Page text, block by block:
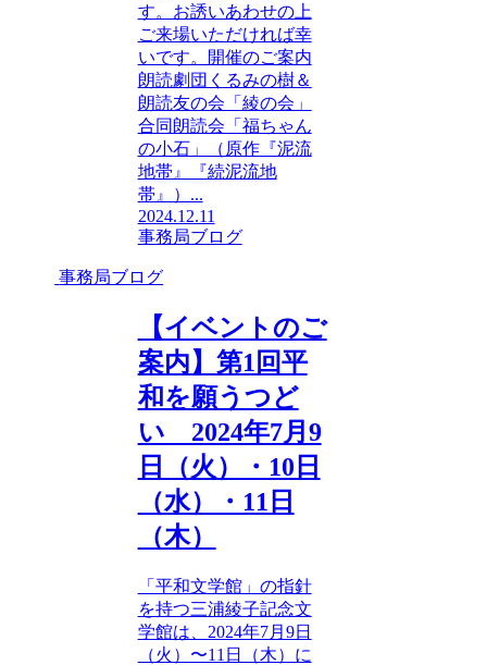
す。お誘いあわせの上
ご来場いただければ幸
いです。開催のご案内
朗読劇団くるみの樹＆
朗読友の会「綾の会」
合同朗読会「福ちゃん
の小石」（原作『泥流
地帯』『続泥流地
帯』）...
2024.12.11
事務局ブログ
事務局ブログ
【イベントのご
案内】第1回平
和を願うつど
い 2024年7月9
日（火）・10日
（水）・11日
（木）
「平和文学館」の指針
を持つ三浦綾子記念文
学館は、2024年7月9日
（火）〜11日（木）に